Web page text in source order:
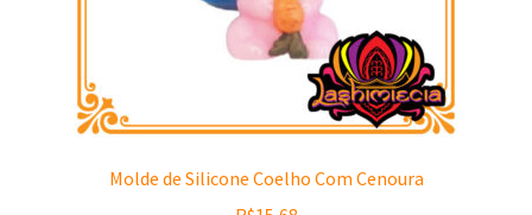
Molde de Silicone Coelho Com Cenoura